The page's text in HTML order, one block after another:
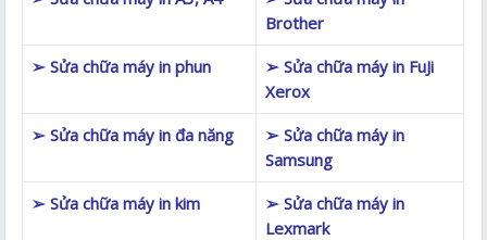
Brother
➢ Sửa chữa máy in phun
➢ Sửa chữa máy in FuJi
Xerox
➢ Sửa chữa máy in đa năng
➢ Sửa chữa máy in
Samsung
➢ Sửa chữa máy in kim
➢ Sửa chữa máy in
Lexmark